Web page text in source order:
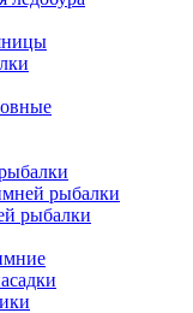
рыбалки
рыбалки